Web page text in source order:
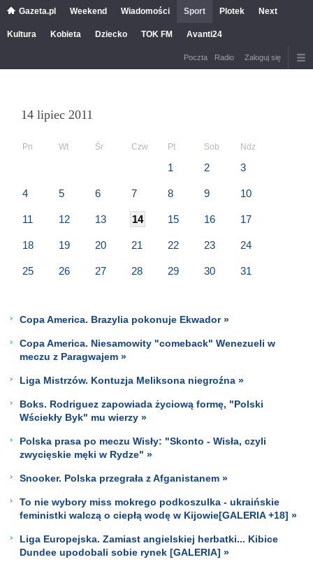
Gazeta.pl Weekend Wiadomości Sport Plotek Next
Kultura Kobieta Dziecko TOK FM Avanti24
Poczta Radio Zaloguj się
14 lipiec 2011
Pn Wt Śr Czw Pt Sob Ndz
1 2 3
4 5 6 7 8 9 10
11 12 13 14 15 16 17
18 19 20 21 22 23 24
25 26 27 28 29 30 31
Copa America. Brazylia pokonuje Ekwador »
Copa America. Niesamowity "comeback" Wenezueli w
meczu z Paragwajem »
Liga Mistrzów. Kontuzja Meliksona niegroźna »
Boks. Rodriguez zapowiada życiową formę, "Polski
Wściekły Byk" mu wierzy »
Polska prasa po meczu Wisły: "Skonto - Wisła, czyli
zwycięskie męki w Rydze" »
Snooker. Polska przegrała z Afganistanem »
To nie wybory miss mokrego podkoszulka - ukraińskie
feministki walczą o ciepłą wodę w Kijowie[GALERIA +18] »
Liga Europejska. Zamiast angielskiej herbatki... Kibice
Dundee upodobali sobie rynek [GALERIA] »